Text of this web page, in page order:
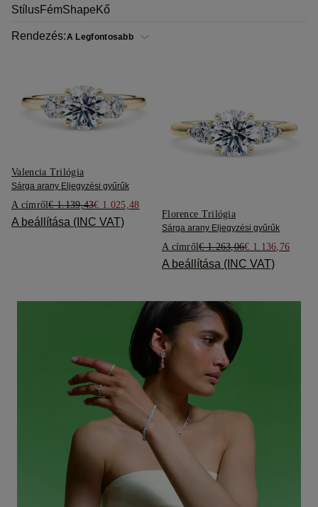
StílusFémShapeKő
Rendezés:
Valencia Trilógia
Sárga arany Eljegyzési gyűrűk
A címről€ 1.139,43€ 1.025,48
A beállítása (INC VAT)
Florence Trilógia
Sárga arany Eljegyzési gyűrűk
A címről€ 1.263,06€ 1.136,76
A beállítása (INC VAT)